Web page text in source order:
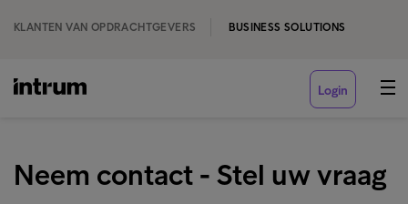
KLANTEN VAN OPDRACHTGEVERS BUSINESS SOLUTIONS
Login
Neem contact - Stel uw vraag